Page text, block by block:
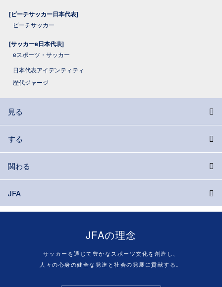
[ビーチサッカー日本代表]
ビーチサッカー
[サッカーe日本代表]
eスポーツ・サッカー
日本代表アイデンティティ
歴代ジャージ
見る
する
関わる
JFA
JFAの理念
サッカーを通じて豊かなスポーツ文化を創造し、
人々の心身の健全な発達と社会の発展に貢献する。